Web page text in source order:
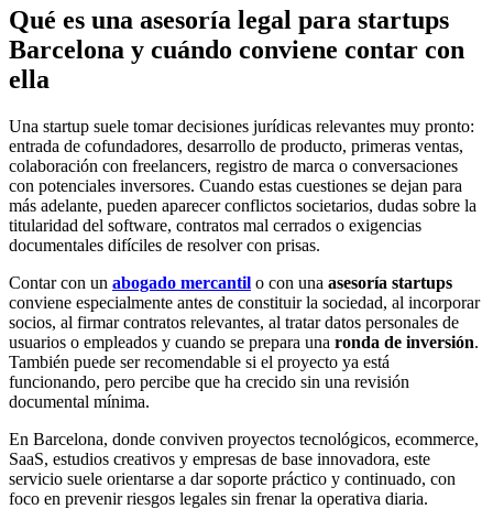
Qué es una asesoría legal para startups
Barcelona y cuándo conviene contar con
ella
Una startup suele tomar decisiones jurídicas relevantes muy pronto:
entrada de cofundadores, desarrollo de producto, primeras ventas,
colaboración con freelancers, registro de marca o conversaciones
con potenciales inversores. Cuando estas cuestiones se dejan para
más adelante, pueden aparecer conflictos societarios, dudas sobre la
titularidad del software, contratos mal cerrados o exigencias
documentales difíciles de resolver con prisas.
Contar con un abogado mercantil o con una asesoría startups
conviene especialmente antes de constituir la sociedad, al incorporar
socios, al firmar contratos relevantes, al tratar datos personales de
usuarios o empleados y cuando se prepara una ronda de inversión.
También puede ser recomendable si el proyecto ya está
funcionando, pero percibe que ha crecido sin una revisión
documental mínima.
En Barcelona, donde conviven proyectos tecnológicos, ecommerce,
SaaS, estudios creativos y empresas de base innovadora, este
servicio suele orientarse a dar soporte práctico y continuado, con
foco en prevenir riesgos legales sin frenar la operativa diaria.